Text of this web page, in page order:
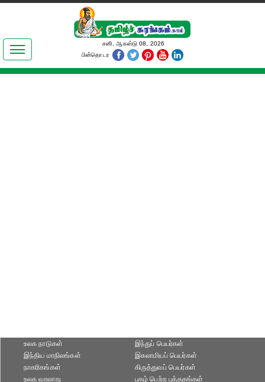
இலக்கியங்கள்
தமிழ் உலகம்
சனி, ஆகஸ்டு 08, 2026
பின்தொடர
உலக நாடுகள்
இந்திய மாநிலங்கள்
நாகரிகங்கள்
இந்துப் பெயர்கள்
இசுலாமியப் பெயர்கள்
கிருத்துவப் பெயர்கள்
உலக வரலாறு
புகழ் பெற்ற புத்தகங்கள்